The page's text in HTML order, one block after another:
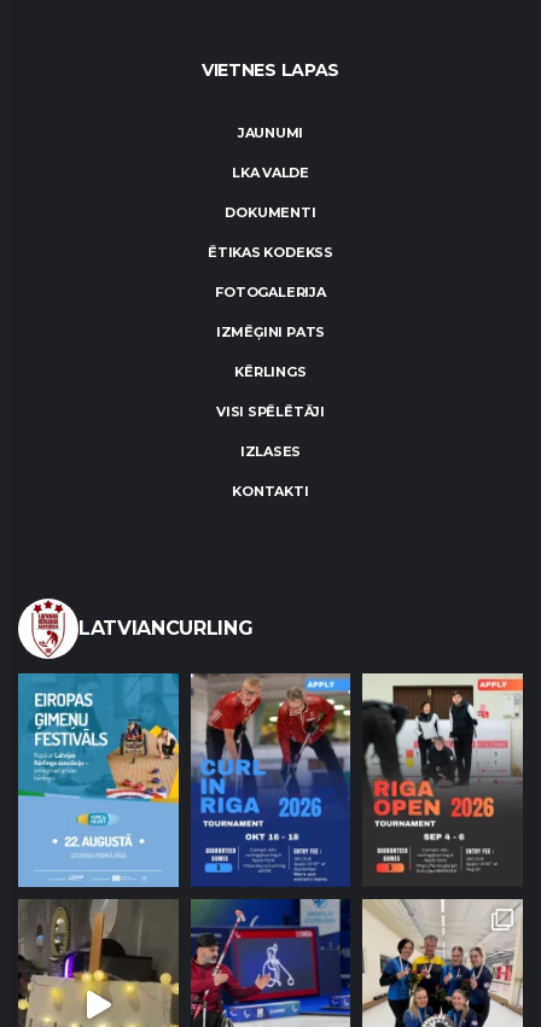
VIETNES LAPAS
JAUNUMI
LKA VALDE
DOKUMENTI
ĒTIKAS KODEKSS
FOTOGALERIJA
IZMĒĢINI PATS
KĒRLINGS
VISI SPĒLĒTĀJI
IZLASES
KONTAKTI
LATVIANCURLING